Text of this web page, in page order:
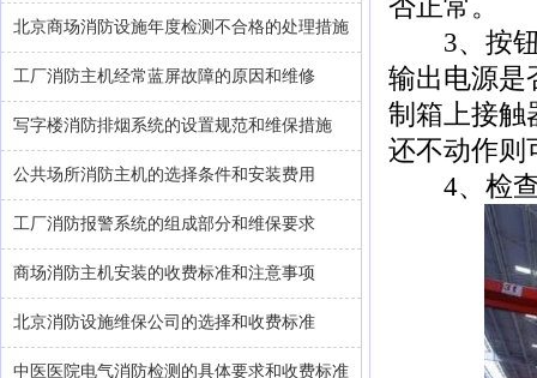
北京商场消防设施年度检测不合格的处理措施
工厂消防主机经常蓝屏故障的原因和维修
写字楼消防排烟系统的设置规范和维保措施
公共场所消防主机的选择条件和安装费用
工厂消防报警系统的组成部分和维保要求
商场消防主机安装的收费标准和注意事项
北京消防设施维保公司的选择和收费标准
中医医院电气消防检测的具体要求和收费标准
3、按钮
输出电源是
制箱上接触
还不动作则
4、检查